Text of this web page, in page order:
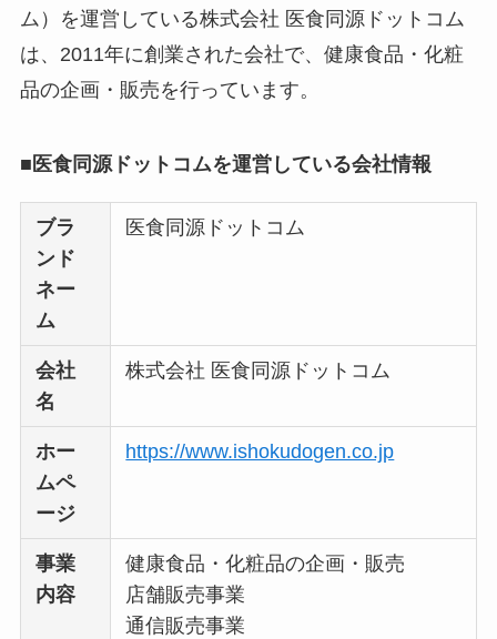
い
って本当？
【怪しい？】株式会
Temuは怪しい？口コ
ム）を運営している株式会社 医食同源ドットコム
は、2011年に創業された会社で、健康食品・化粧
品の企画・販売を行っています。
■医食同源ドットコムを運営している会社情報
ブラ
ンド
ネー
ム
医食同源ドットコム
会社
名
株式会社 医食同源ドットコム
ホー
ムペ
ージ
https://www.ishokudogen.co.jp
事業
内容
健康食品・化粧品の企画・販売
店舗販売事業
通信販売事業